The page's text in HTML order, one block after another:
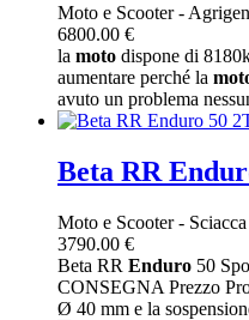
Moto e Scooter-
6800.00 €
la moto dispone di
aumentare perché la
avuto un problema
Beta RR
Moto e Scooter-
3790.00 €
Beta RR Enduro 50
CONSEGNA Prezzo
Ø 40 mm e la